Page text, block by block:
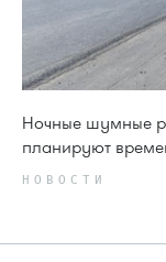
Ночные шумные
планируют
НОВОСТИ